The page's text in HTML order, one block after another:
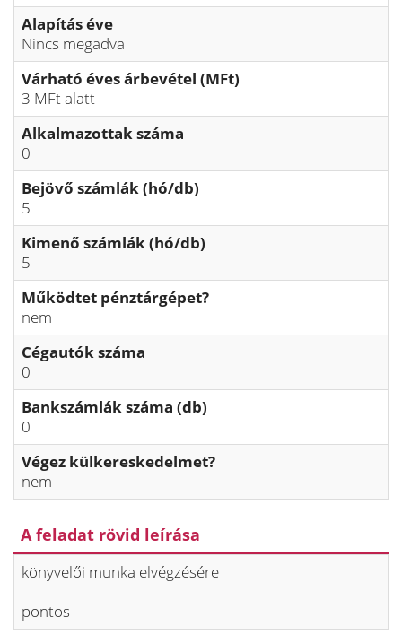
Alapítás éve
Nincs megadva
Várható éves árbevétel (MFt)
3 MFt alatt
Alkalmazottak száma
0
Bejövő számlák (hó/db)
5
Kimenő számlák (hó/db)
5
Működtet pénztárgépet?
nem
Cégautók száma
0
Bankszámlák száma (db)
0
Végez külkereskedelmet?
nem
A feladat rövid leírása
könyvelői munka elvégzésére
pontos